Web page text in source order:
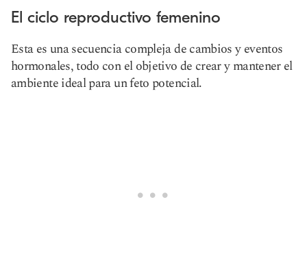
El ciclo reproductivo femenino
Esta es una secuencia compleja de cambios y eventos
hormonales, todo con el objetivo de crear y mantener el
ambiente ideal para un feto potencial.